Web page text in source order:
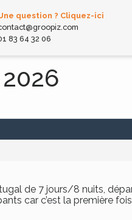
question ? Cliquez-ici
83 64 32 06
de 7 jours/8 nuits,
car c’est la première